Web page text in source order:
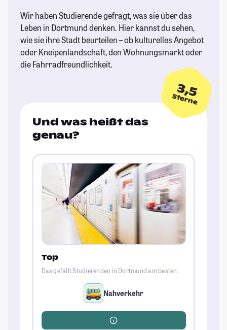
Wir haben Studierende gefragt, was sie über das
Leben in Dortmund denken. Hier kannst du sehen,
wie sie ihre Stadt beurteilen – ob kulturelles Angebot
oder Kneipenlandschaft, den Wohnungsmarkt oder
die Fahrradfreundlichkeit.
3,5
Sterne
Und was heißt das
genau?
Top
Das gefällt Studierenden in Dortmund am besten:
Nahverkehr